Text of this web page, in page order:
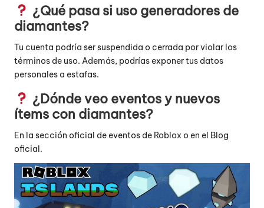
¿Qué pasa si uso generadores de
diamantes?
Tu cuenta podría ser suspendida o cerrada por violar los
términos de uso. Además, podrías exponer tus datos
personales a estafas.
¿Dónde veo eventos y nuevos
ítems con diamantes?
En la sección oficial de eventos de Roblox o en el Blog
oficial.